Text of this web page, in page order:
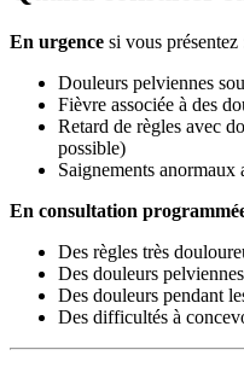
En urgence si vous présentez
Douleurs pelviennes
Fièvre associée à des
Retard de règles avec
possible)
Saignements anormaux
En consultation
Des règles très
Des douleurs
Des douleurs pendant
Des difficultés à